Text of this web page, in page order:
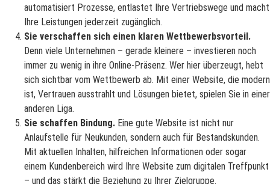
automatisiert Prozesse, entlastet Ihre Vertriebswege und macht
Ihre Leistungen jederzeit zugänglich.
Sie verschaffen sich einen klaren Wettbewerbsvorteil.
Denn viele Unternehmen – gerade kleinere – investieren noch
immer zu wenig in ihre Online-Präsenz. Wer hier überzeugt, hebt
sich sichtbar vom Wettbewerb ab. Mit einer Website, die modern
ist, Vertrauen ausstrahlt und Lösungen bietet, spielen Sie in einer
anderen Liga.
Sie schaffen Bindung. Eine gute Website ist nicht nur
Anlaufstelle für Neukunden, sondern auch für Bestandskunden.
Mit aktuellen Inhalten, hilfreichen Informationen oder sogar
einem Kundenbereich wird Ihre Website zum digitalen Treffpunkt
– und das stärkt die Beziehung zu Ihrer Zielgruppe.